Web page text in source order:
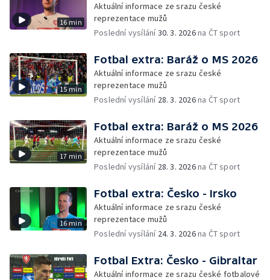
16 min
Aktuální informace ze srazu české
reprezentace mužů
Poslední vysílání30. 3. 2026na ČT sport
15 min
Fotbal extra: Baráž o MS 2026
Aktuální informace ze srazu české
reprezentace mužů
Poslední vysílání 28. 3. 2026na ČT sport
17 min
Fotbal extra: Baráž o MS 2026
Aktuální informace ze srazu české
reprezentace mužů
Poslední vysílání 28. 3. 2026na ČT sport
16 min
Fotbal extra: Česko - Irsko
Aktuální informace ze srazu české
reprezentace mužů
Poslední vysílání 24. 3. 2026na ČT sport
Fotbal Extra: Česko - Gibraltar
Aktuální informace ze srazu české fotbalové